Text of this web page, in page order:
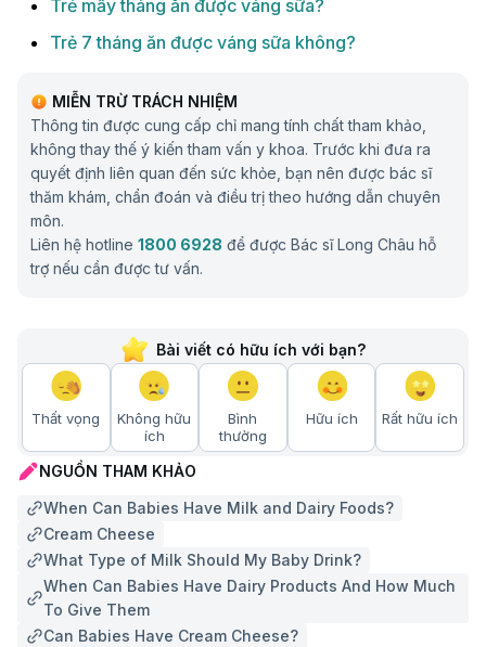
Trẻ mấy tháng ăn được váng sữa?
Trẻ 7 tháng ăn được váng sữa không?
MIỄN TRỪ TRÁCH NHIỆM
Thông tin được cung cấp chỉ mang tính chất tham khảo,
không thay thế ý kiến tham vấn y khoa. Trước khi đưa ra
quyết định liên quan đến sức khỏe, bạn nên được bác sĩ
thăm khám, chẩn đoán và điều trị theo hướng dẫn chuyên
môn.
Liên hệ hotline 1800 6928 để được Bác sĩ Long Châu hỗ
trợ nếu cần được tư vấn.
Bài viết có hữu ích với bạn?
Thất vọng
Không hữu
ích
Bình
thường
Hữu ích Rất hữu ích
NGUỒN THAM KHẢO
When Can Babies Have Milk and Dairy Foods?
Cream Cheese
What Type of Milk Should My Baby Drink?
When Can Babies Have Dairy Products And How Much
To Give Them
Can Babies Have Cream Cheese?